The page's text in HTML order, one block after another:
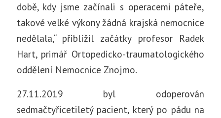
době, kdy jsme začínali s operacemi páteře,
takové velké výkony žádná krajská nemocnice
nedělala,“ přiblížil začátky profesor Radek
Hart, primář Ortopedicko-traumatologického
oddělení Nemocnice Znojmo.
27.11.2019 byl odoperován
sedmačtyřicetiletý pacient, který po pádu na